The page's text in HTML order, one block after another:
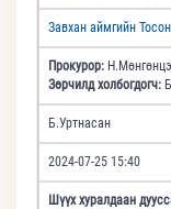
Завхан аймгийн
Прокурор:
Зөрчилд холбогдогч:
Б.Уртнасан
2024-07-25 15:40
Шүүх хуралдаан